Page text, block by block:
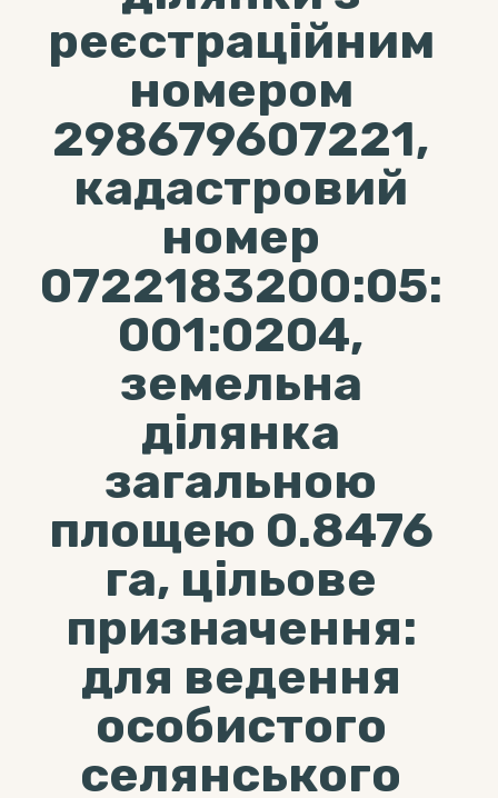
реєстраційним
номером
298679607221,
кадастровий
номер
0722183200:05:
001:0204,
земельна
ділянка
загальною
площею 0.8476
га, цільове
призначення:
для ведення
особистого
селянського